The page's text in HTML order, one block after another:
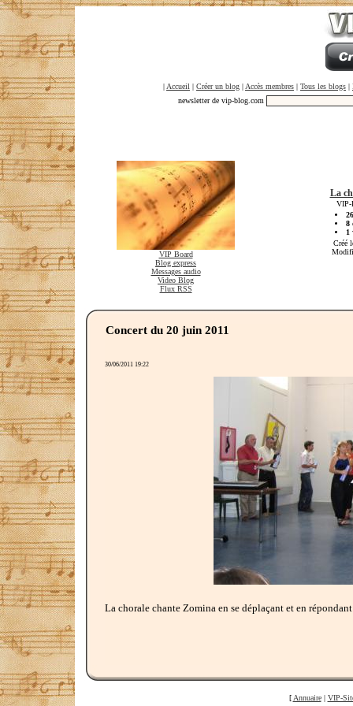
| Accueil | Créer un blog | Accès membres | Tous les blogs |
newsletter de vip-blog.com
VIP Board
Blog express
Messages audio
Video Blog
Flux RSS
La
VIP-
8
1
Créé
Concert du 20 juin 2011
30/06/2011 19:22
La chorale chante Zomina en se déplaçant et en
[ Annuaire| VIP-